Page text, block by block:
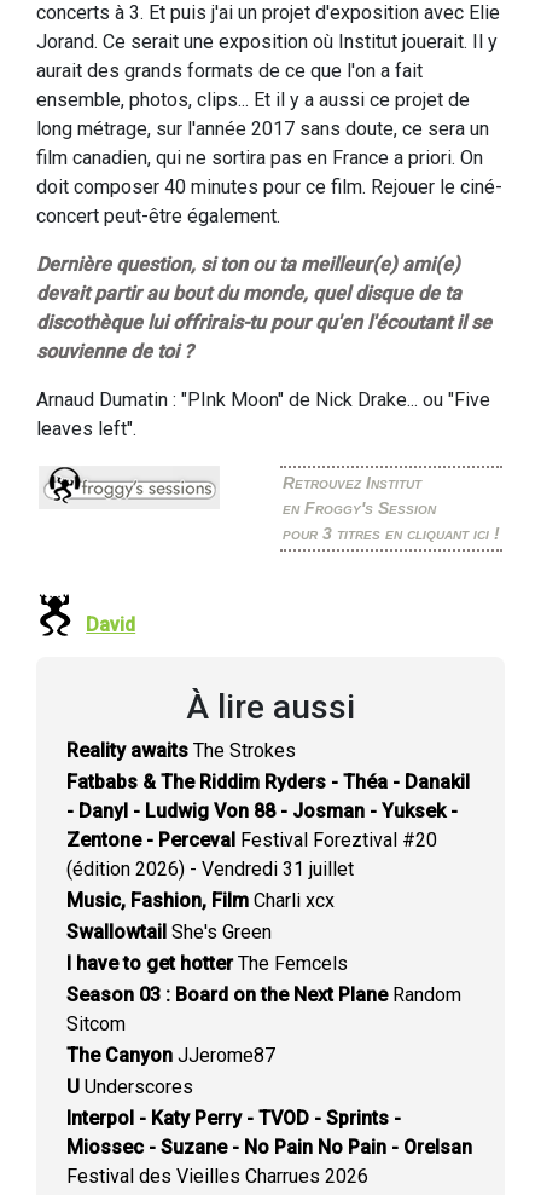
concerts à 3. Et puis j'ai un projet d'exposition avec Elie
Jorand. Ce serait une exposition où Institut jouerait. Il y
aurait des grands formats de ce que l'on a fait
ensemble, photos, clips... Et il y a aussi ce projet de
long métrage, sur l'année 2017 sans doute, ce sera un
film canadien, qui ne sortira pas en France a priori. On
doit composer 40 minutes pour ce film. Rejouer le ciné-
concert peut-être également.
Dernière question, si ton ou ta meilleur(e) ami(e)
devait partir au bout du monde, quel disque de ta
discothèque lui offrirais-tu pour qu'en l'écoutant il se
souvienne de toi ?
Arnaud Dumatin : "PInk Moon" de Nick Drake... ou "Five
leaves left".
Retrouvez Institut
en Froggy's Session
pour 3 titres en cliquant ici !
David
À lire aussi
Reality awaits The Strokes
Fatbabs & The Riddim Ryders - Théa - Danakil
- Danyl - Ludwig Von 88 - Josman - Yuksek -
Zentone - Perceval Festival Foreztival #20
(édition 2026) - Vendredi 31 juillet
Music, Fashion, Film Charli xcx
Swallowtail She's Green
I have to get hotterThe Femcels
Season 03 : Board on the Next PlaneRandom
Sitcom
The Canyon JJerome87
U Underscores
Interpol - Katy Perry - TVOD - Sprints -
Miossec - Suzane - No Pain No Pain - Orelsan
Festival des Vieilles Charrues 2026